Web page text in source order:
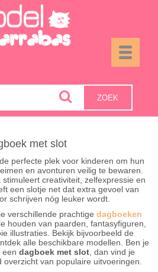
Toggle
ZOEK
met slot
perfecte plek voor kinderen om hun
en avonturen veilig te bewaren.
creativiteit, zelfexpressie en
een slotje net dat extra gevoel van
schrijven nóg leuker wordt.
verschillende prachtige dagboeken
houden van paarden, fantasyfiguren,
illustraties. Bekijk bijvoorbeeld de
alle beschikbare modellen. Ben je
een dagboek met slot , dan vind je
van populaire uitvoeringen.